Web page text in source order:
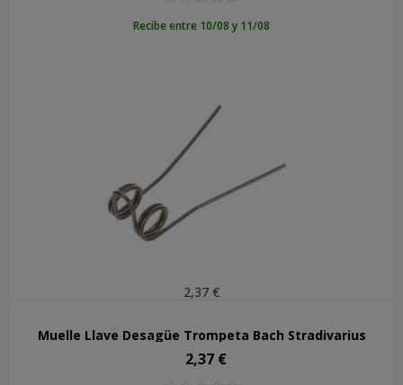
Recibe entre 10/08 y 11/08
2,37 €
Muelle Llave Desagüe Trompeta Bach Stradivarius
Precio
2,37 €